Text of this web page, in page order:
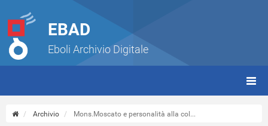
EBAD
Eboli Archivio Digitale
Archivio Mons.Moscato e personalità alla col...